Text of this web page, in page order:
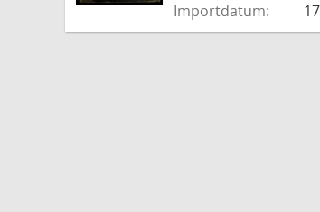
Importdatum: